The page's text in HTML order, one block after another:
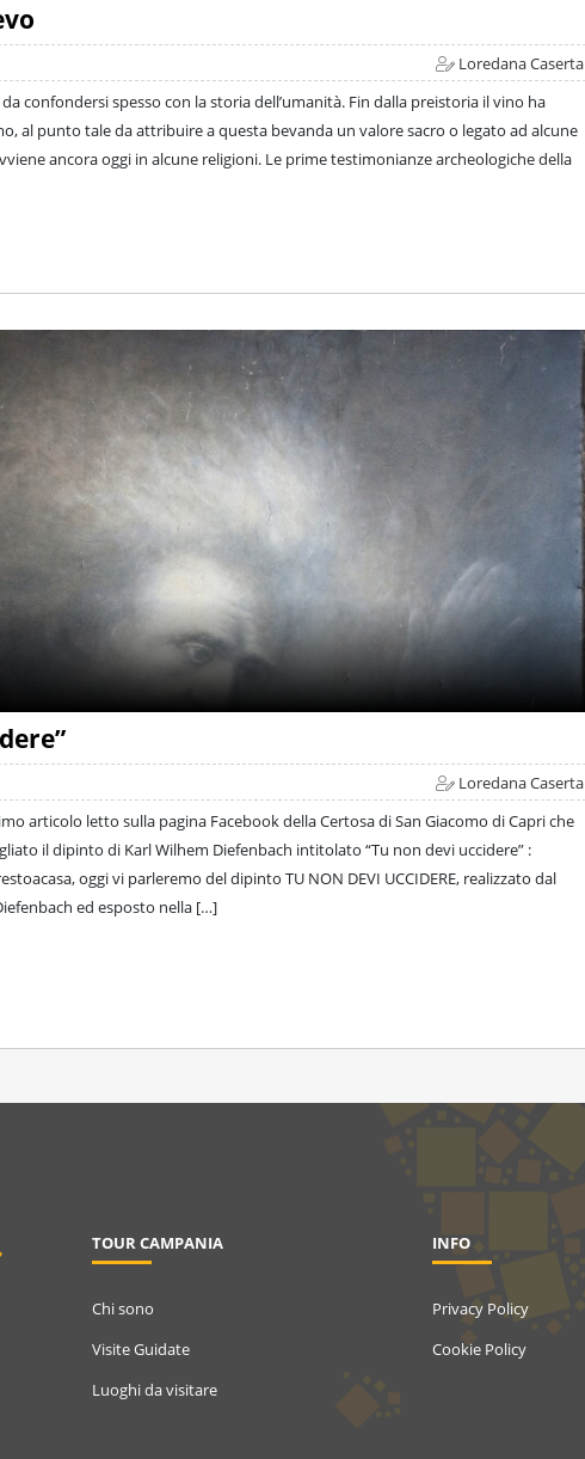
Loredana Caserta
confondersi spesso con la storia dell’umanità. Fin dalla preistoria il vino ha
al punto tale da attribuire a questa bevanda un valore sacro o legato ad alcune
ancora oggi in alcune religioni. Le prime testimonianze archeologiche della
Loredana Caserta
articolo letto sulla pagina Facebook della Certosa di San Giacomo di Capri che
il dipinto di Karl Wilhem Diefenbach intitolato “Tu non devi uccidere” :
oggi vi parleremo del dipinto TU NON DEVI UCCIDERE, realizzato dal
ed esposto nella […]
TOUR CAMPANIA
Chi sono
Visite Guidate
Luoghi da visitare
INFO
Privacy Policy
Cookie Policy